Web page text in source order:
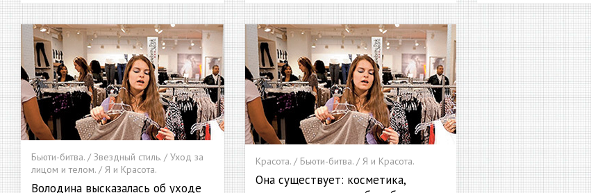
Бьюти-битва. / Звездный стиль. / Уход за
лицом и телом. / Я и Красота.
Володина высказалась об уходе
Красота. / Бьюти-битва. / Я и Красота.
Она существует: косметика,